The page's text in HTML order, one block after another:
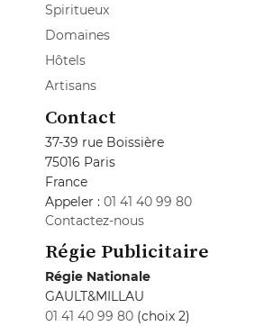
Spiritueux
Domaines
Hôtels
Artisans
Contact
37-39 rue Boissière
75016 Paris
France
Appeler : 01 41 40 99 80
Contactez-nous
Régie Publicitaire
Régie Nationale
GAULT&MILLAU
01 41 40 99 80 (choix 2)